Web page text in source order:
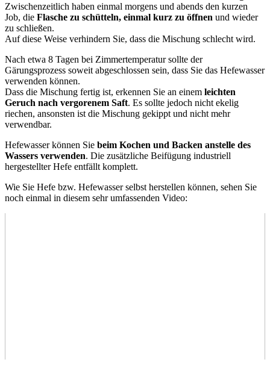
Zwischenzeitlich haben einmal morgens und abends den kurzen
Job, die Flasche zu schütteln, einmal kurz zu öffnen und wieder
zu schließen.
Auf diese Weise verhindern Sie, dass die Mischung schlecht wird.
Nach etwa 8 Tagen bei Zimmertemperatur sollte der
Gärungsprozess soweit abgeschlossen sein, dass Sie das Hefewasser
verwenden können.
Dass die Mischung fertig ist, erkennen Sie an einem leichten
Geruch nach vergorenem Saft. Es sollte jedoch nicht ekelig
riechen, ansonsten ist die Mischung gekippt und nicht mehr
verwendbar.
Hefewasser können Sie beim Kochen und Backen anstelle des
Wassers verwenden. Die zusätzliche Beifügung industriell
hergestellter Hefe entfällt komplett.
Wie Sie Hefe bzw. Hefewasser selbst herstellen können, sehen Sie
noch einmal in diesem sehr umfassenden Video: